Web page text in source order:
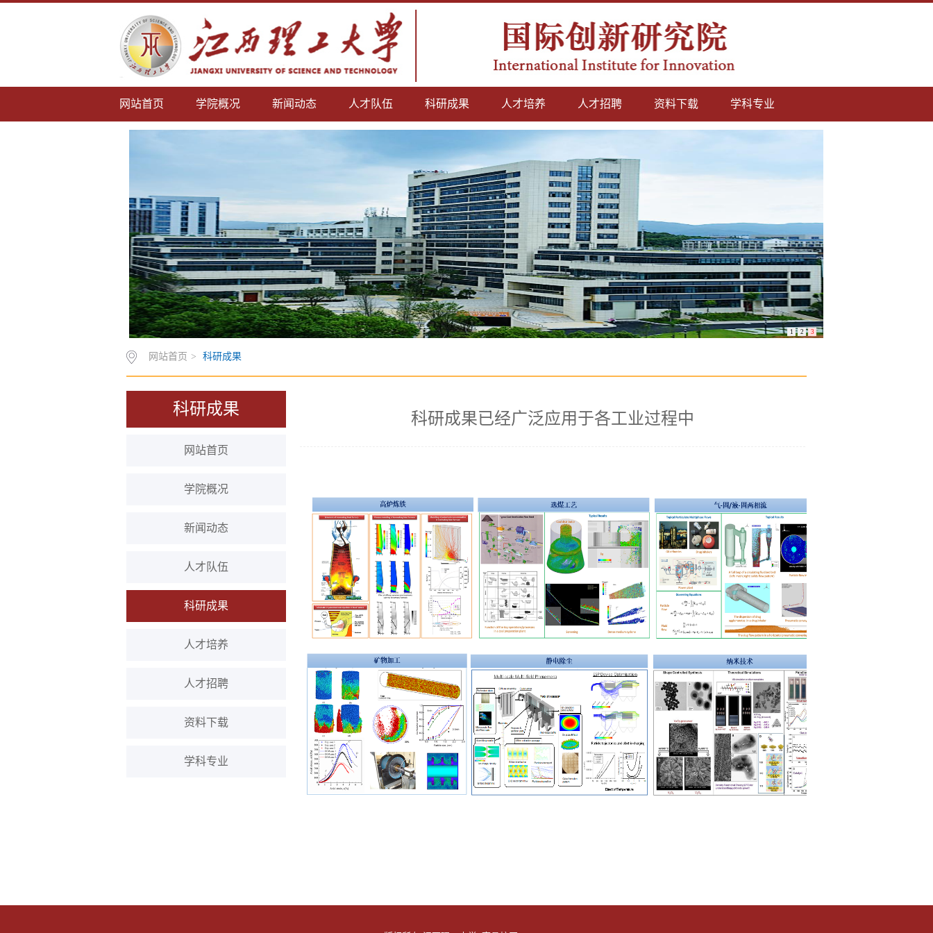
网站首页 学院概况 新闻动态 人才队伍 科研成果 人才培养 人才招聘 资料下载 学科专业
1 2 3
网站首页 > 科研成果
科研成果
网站首页
学院概况
新闻动态
人才队伍
科研成果
人才培养
人才招聘
资料下载
学科专业
科研成果已经广泛应用于各工业过程中